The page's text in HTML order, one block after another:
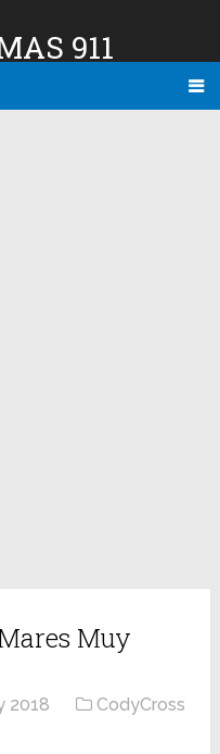
911
Muy
2018
CodyCross